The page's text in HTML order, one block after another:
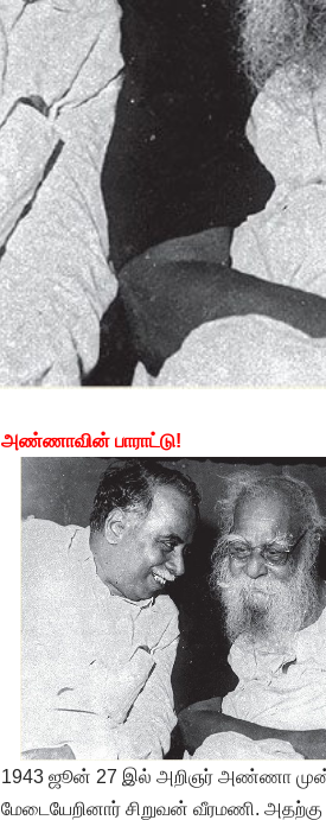
அண்ணாவின் பாராட்டு!
1943 ஜூன் 27 இல் அறிஞர் அண்ணா
மேடையேறினார் சிறுவன் வீரமணி.